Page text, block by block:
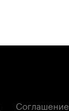
Соглашение